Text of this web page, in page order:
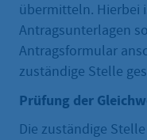
übermitteln. Hierbei
Antragsunterlagen
Antragsformular
zuständige Stelle
Prüfung der
Die zuständige